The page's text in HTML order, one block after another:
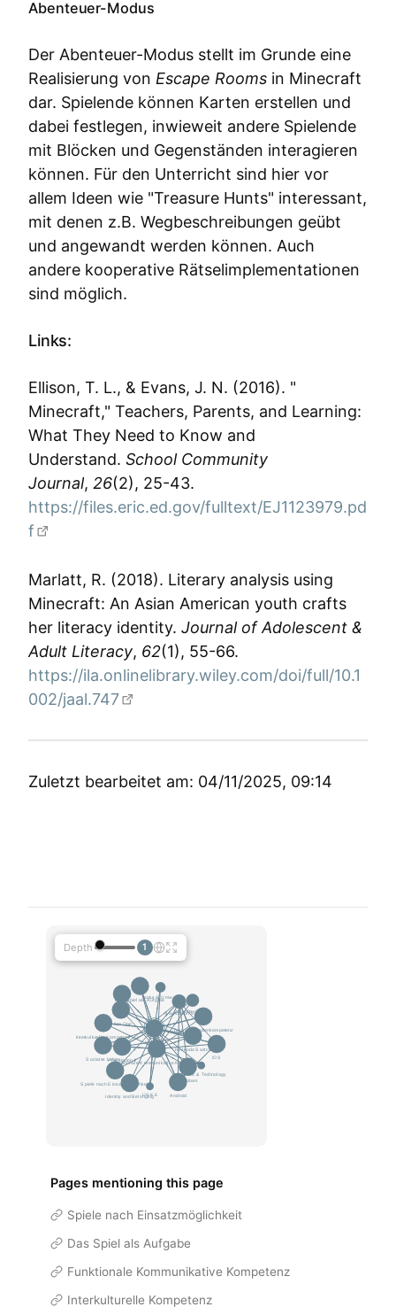
Abenteuer-Modus
Der Abenteuer-Modus stellt im Grunde eine
Realisierung von Escape Rooms in Minecraft
dar. Spielende können Karten erstellen und
dabei festlegen, inwieweit andere Spielende
mit Blöcken und Gegenständen interagieren
können. Für den Unterricht sind hier vor
allem Ideen wie "Treasure Hunts" interessant,
mit denen z.B. Wegbeschreibungen geübt
und angewandt werden können. Auch
andere kooperative Rätselimplementationen
sind möglich.
Links:
Ellison, T. L., & Evans, J. N. (2016). "
Minecraft," Teachers, Parents, and Learning:
What They Need to Know and
Understand. School Community
Journal, 26(2), 25-43.
https://files.eric.ed.gov/fulltext/EJ1123979.pd
f
Marlatt, R. (2018). Literary analysis using
Minecraft: An Asian American youth crafts
her literacy identity. Journal of Adolescent &
Adult Literacy, 62(1), 55-66.
https://ila.onlinelibrary.wiley.com/doi/full/10.1
002/jaal.747
Zuletzt bearbeitet am: 04/11/2025, 09:14
Depth 1
Pages mentioning this page
Spiele nach Einsatzmöglichkeit
Das Spiel als Aufgabe
Funktionale Kommunikative Kompetenz
Interkulturelle Kompetenz